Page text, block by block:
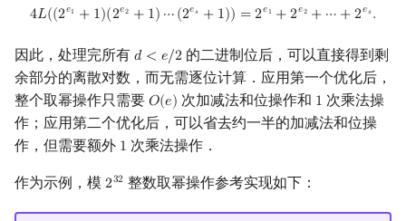
4𝐿((2𝑒1 + 1)(2𝑒2 + 1) ⋯(2𝑒𝑠 + 1)) = 2𝑒1 +2𝑒2 + ⋯ +2𝑒𝑠 .
4L ((2e1+1)( 2e 2 +1)⋯(2es+ 1 ))= 2e 1+2 e2 +⋯ +2 es .
因此，处理完所有 𝑑 < 𝑒/2
d <e /2
的二进制位后，可以直接得到剩
余部分的离散对数，而无需逐位计算．应用第一个优化后，
整个取幂操作只需要 𝑂(𝑒)
O(e) 次加减法和位操作和 1
1 次乘法操
作；应用第二个优化后，可以省去约一半的加减法和位操
作，但需要额外 1
1 次乘法操作．
作为示例，模 232
232 整数取幂操作参考实现如下：